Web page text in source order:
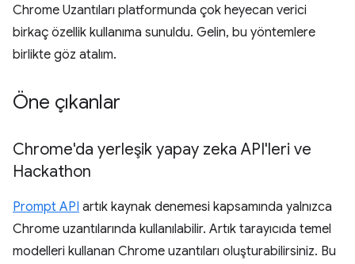
Chrome Uzantıları platformunda çok heyecan verici
birkaç özellik kullanıma sunuldu. Gelin, bu yöntemlere
birlikte göz atalım.
Öne çıkanlar
Chrome'da yerleşik yapay zeka API'leri ve
Hackathon
Prompt API artık kaynak denemesi kapsamında yalnızca
Chrome uzantılarında kullanılabilir. Artık tarayıcıda temel
modelleri kullanan Chrome uzantıları oluşturabilirsiniz. Bu